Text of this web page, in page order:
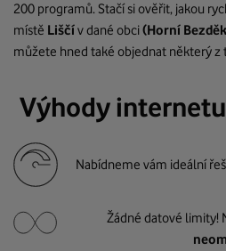
200 programů. Stačí si ověřit, jakou
místě Liščív dané obci(Horní
můžete hned také objednat některý z
Výhody
Nabídneme vám ideální
Žádné datové limity!